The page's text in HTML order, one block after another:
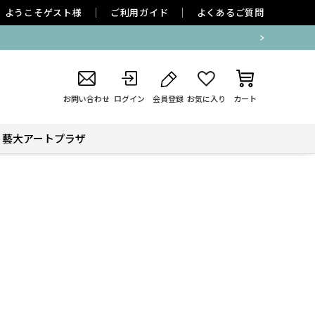
ようこそゲスト様 ご利用ガイド よくあるご質問
お問い合わせ ログイン 会員登録 お気に入り カート
藝大アートプラザ